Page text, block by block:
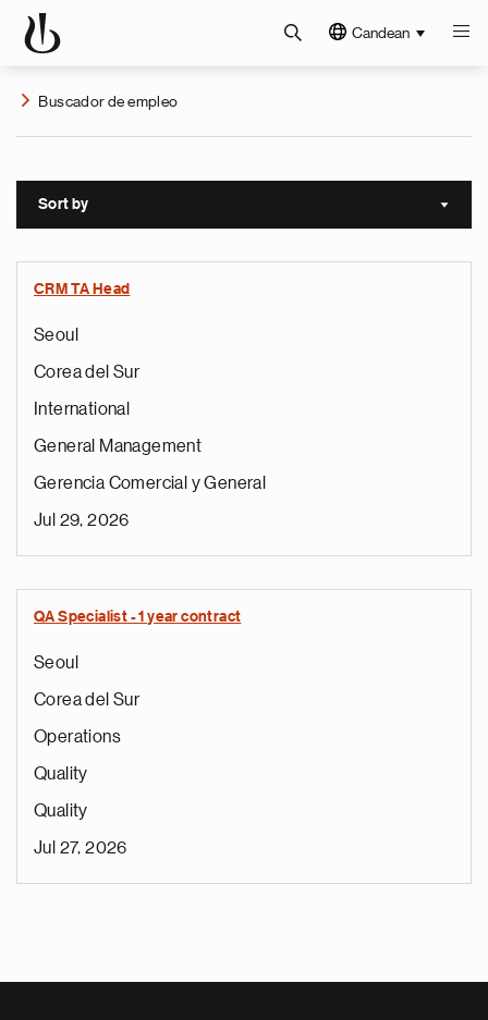
Candean
Buscador de empleo
Sort by Sort
CRM TA Head
Seoul
Corea del Sur
International
General Management
Gerencia Comercial y General
Jul 29, 2026
QA Specialist - 1 year contract
Seoul
Corea del Sur
Operations
Quality
Quality
Jul 27, 2026